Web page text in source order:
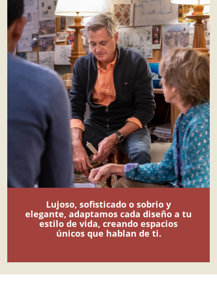
Lujoso, sofisticado o sobrio y
elegante, adaptamos cada diseño a tu
estilo de vida, creando espacios
únicos que hablan de ti.